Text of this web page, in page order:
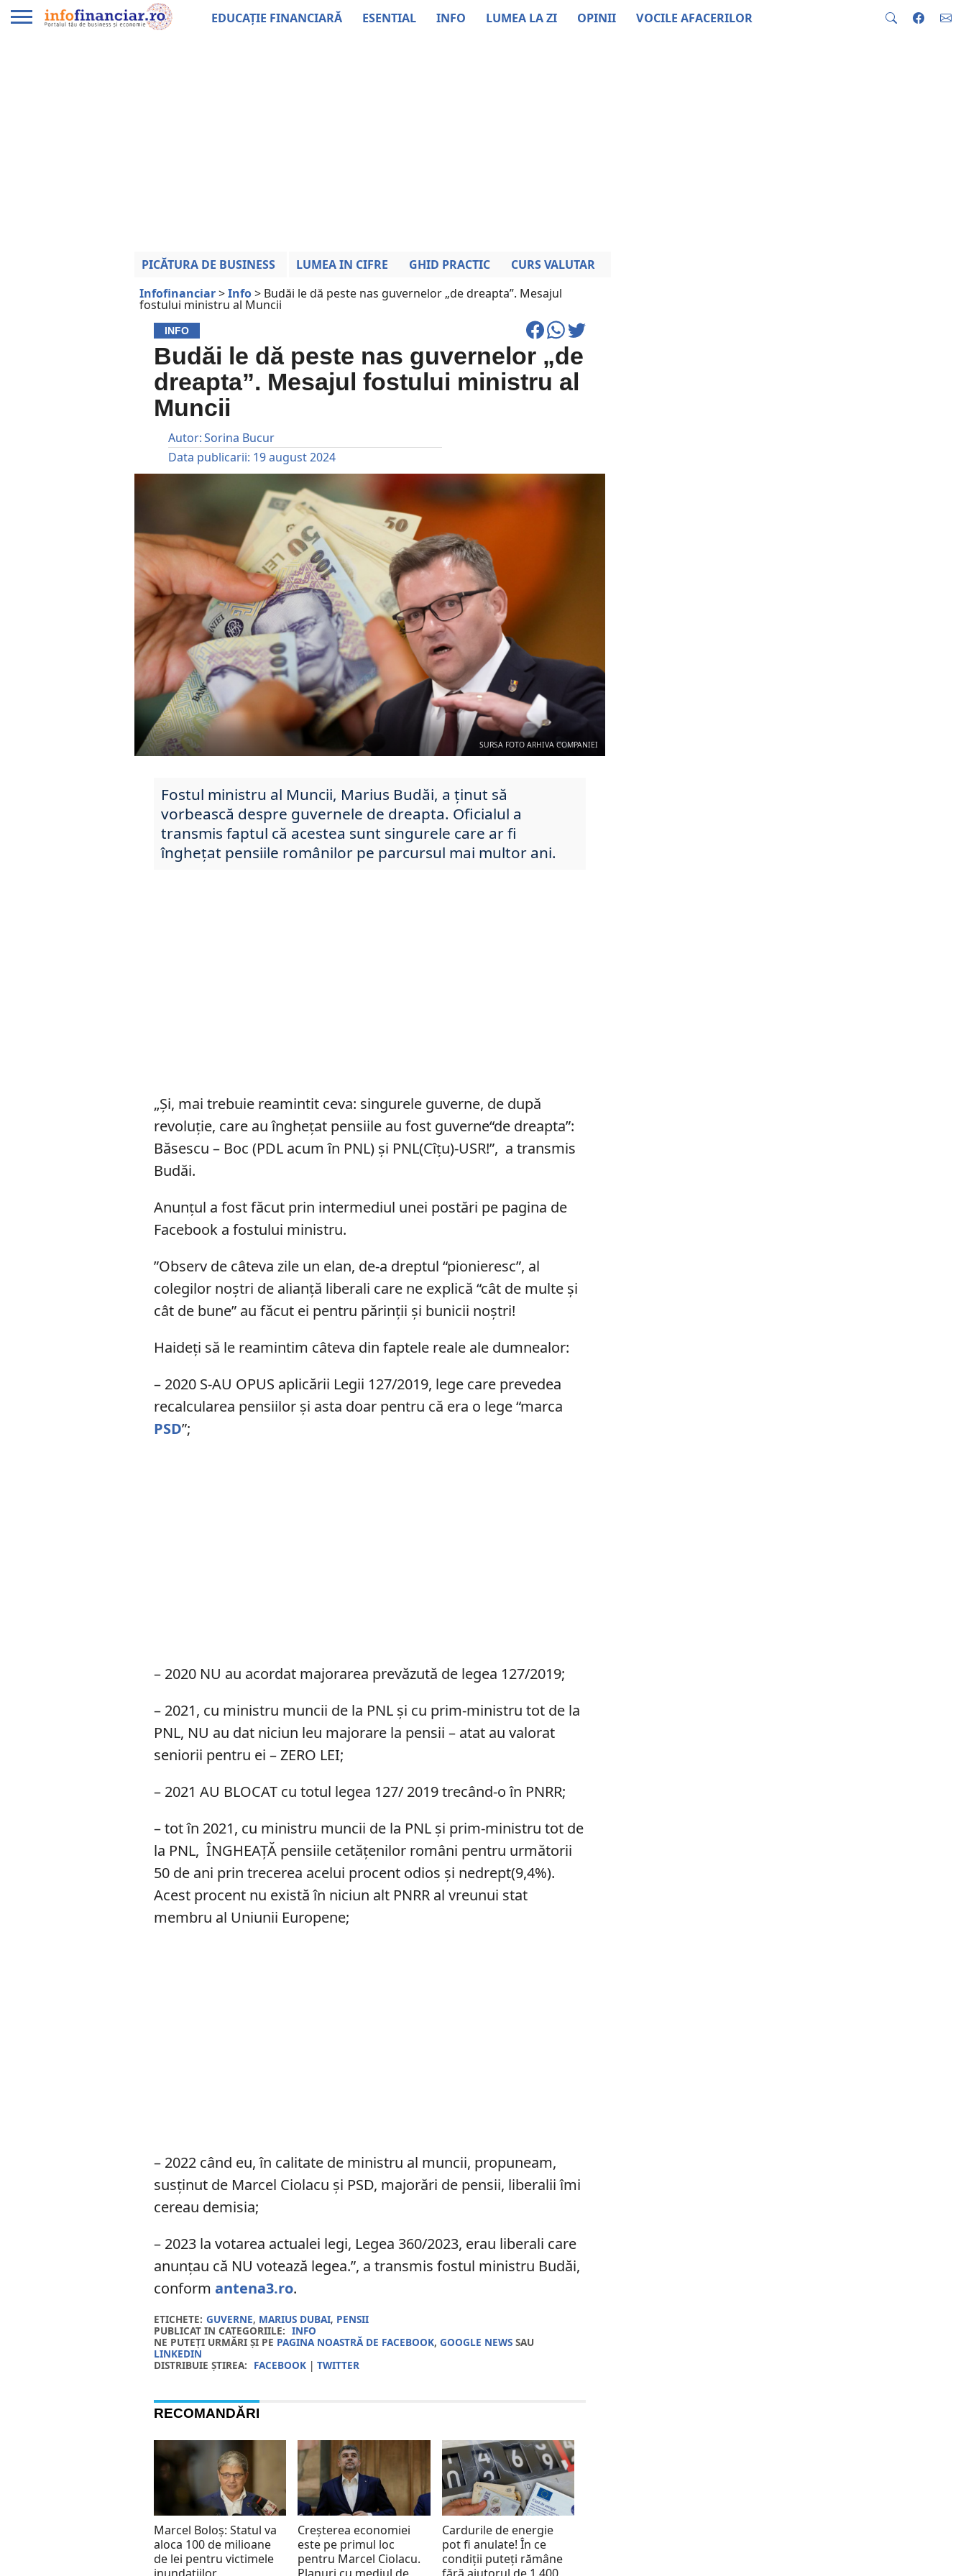
EDUCAȚIE FINANCIARĂ ESENTIAL INFO LUMEA LA ZI OPINII VOCILE AFACERILOR
PICĂTURA DE BUSINESS LUMEA IN CIFRE GHID PRACTIC
CURS VALUTAR
Infofinanciar>Info> Budăi le dă peste nas guvernelor „de dreapta”. Mesajul
fostului ministru al Muncii
INFO
Budăi le dă peste nas guvernelor „de
dreapta”. Mesajul fostului ministru al
Muncii
Autor:Sorina Bucur
Data publicarii: 19 august 2024
SURSA FOTO ARHIVA COMPANIEI
Fostul ministru al Muncii, Marius Budăi, a ținut să
vorbească despre guvernele de dreapta. Oficialul a
transmis faptul că acestea sunt singurele care ar fi
înghețat pensiile românilor pe parcursul mai multor ani.
„Și, mai trebuie reamintit ceva: singurele guverne, de după
revoluție, care au înghețat pensiile au fost guverne“de dreapta”:
Băsescu – Boc (PDL acum în PNL) și PNL(Cîțu)-USR!”, a transmis
Budăi.
Anunțul a fost făcut prin intermediul unei postări pe pagina de
Facebook a fostului ministru.
”Observ de câteva zile un elan, de-a dreptul “pionieresc”, al
colegilor noștri de alianță liberali care ne explică “cât de multe și
cât de bune” au făcut ei pentru părinții și bunicii noștri!
Haideți să le reamintim câteva din faptele reale ale dumnealor:
– 2020 S-AU OPUS aplicării Legii 127/2019, lege care prevedea
recalcularea pensiilor și asta doar pentru că era o lege “marca
PSD”;
– 2020 NU au acordat majorarea prevăzută de legea 127/2019;
– 2021, cu ministru muncii de la PNL și cu prim-ministru tot de la
PNL, NU au dat niciun leu majorare la pensii – atat au valorat
seniorii pentru ei – ZERO LEI;
– 2021 AU BLOCAT cu totul legea 127/ 2019 trecând-o în PNRR;
– tot în 2021, cu ministru muncii de la PNL și prim-ministru tot de
la PNL, ÎNGHEAȚĂ pensiile cetățenilor români pentru următorii
50 de ani prin trecerea acelui procent odios și nedrept(9,4%).
Acest procent nu există în niciun alt PNRR al vreunui stat
membru al Uniunii Europene;
– 2022 când eu, în calitate de ministru al muncii, propuneam,
susținut de Marcel Ciolacu și PSD, majorări de pensii, liberalii îmi
cereau demisia;
– 2023 la votarea actualei legi, Legea 360/2023, erau liberali care
anunțau că NU votează legea.”, a transmis fostul ministru Budăi,
conformantena3.ro.
ETICHETE: GUVERNE, MARIUS DUBAI, PENSII
PUBLICAT IN CATEGORIILE: INFO
NE PUTEȚI URMĂRI ȘI PE PAGINA NOASTRĂ DE FACEBOOK,GOOGLE NEWS SAU
LINKEDIN
DISTRIBUIE ȘTIREA: FACEBOOK |TWITTER
RECOMANDĂRI
Marcel Boloș: Statul va
aloca 100 de milioane
de lei pentru victimele
Creșterea economiei
este pe primul loc
pentru Marcel Ciolacu.
Cardurile de energie
pot fi anulate! În ce
condiții puteți rămâne